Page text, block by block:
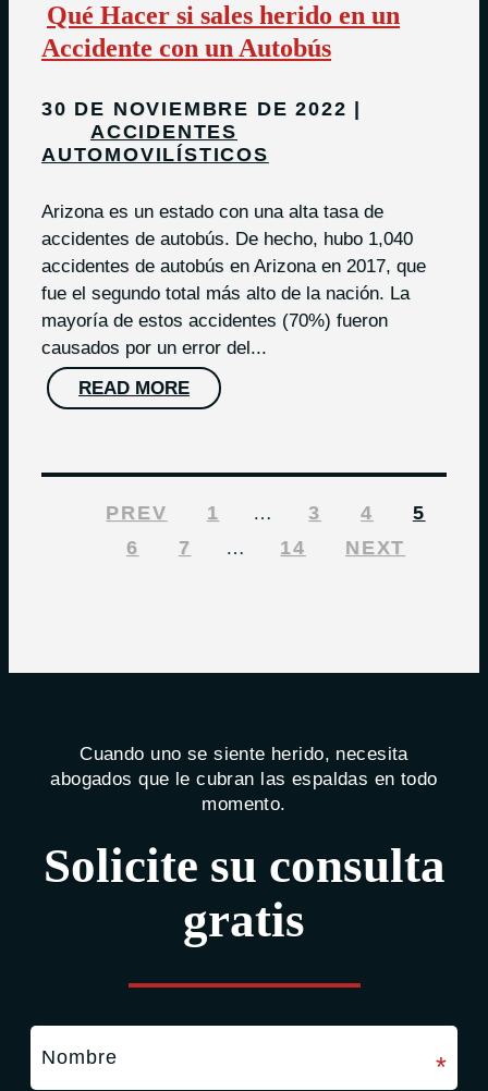
Qué Hacer si sales herido en un
Accidente con un Autobús
30 DE NOVIEMBRE DE 2022
ACCIDENTES
AUTOMOVILÍSTICOS
Arizona es un estado con una alta tasa de
accidentes de autobús. De hecho, hubo 1,040
accidentes de autobús en Arizona en 2017, que
fue el segundo total más alto de la nación. La
mayoría de estos accidentes (70%) fueron
causados por un error del...
READ MORE
PREV 1 … 3 4
5
6
7 … 14 NEXT
Cuando uno se siente herido, necesita
abogados que le cubran las espaldas en todo
momento.
Solicite su consulta
gratis